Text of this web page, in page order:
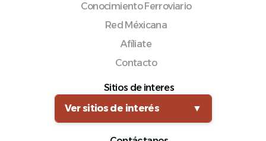
Conocimiento Ferroviario
Red Méxicana
Afíliate
Contacto
Sitios de interes
Ver sitios de interés
▼